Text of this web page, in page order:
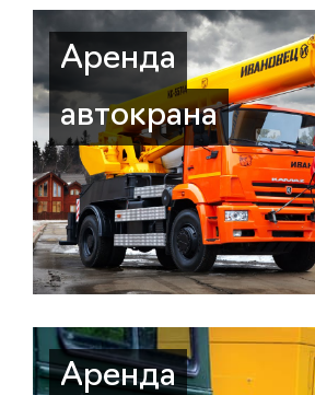
Аренда
автокрана
Аренда